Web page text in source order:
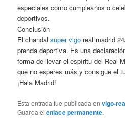
especiales como cumpleaños o
deportivos.
Conclusión
El chandalsuper vigo real madrid
prenda deportiva. Es una
forma de llevar el espíritu del Real
que no esperes más y consigue el
¡Hala Madrid!
Esta entrada fue publicada envigo-
Guarda elenlace permanente.